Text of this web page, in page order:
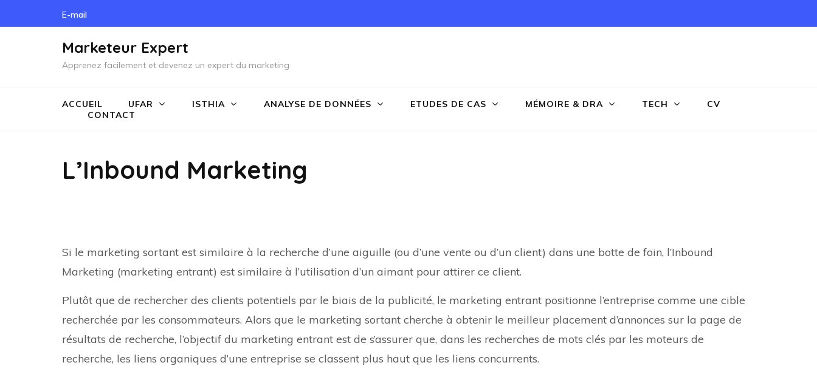
to
E-mail
Marketeur Expert
Apprenez facilement et devenez un expert du marketing
ACCUEIL UFAR ISTHIA ANALYSE DE DONNÉES ETUDES DE CAS MÉMOIRE & DRA TECH
CV
CONTACT
L’Inbound Marketing
Si le marketing sortant est similaire à la recherche d’une aiguille (ou d’une vente ou d’un client) dans une botte de foin, l’Inbound
Marketing (marketing entrant) est similaire à l’utilisation d’un aimant pour attirer ce client.
Plutôt que de rechercher des clients potentiels par le biais de la publicité, le marketing entrant positionne l’entreprise comme une cible
recherchée par les consommateurs. Alors que le marketing sortant cherche à obtenir le meilleur placement d’annonces sur la page de
résultats de recherche, l’objectif du marketing entrant est de s’assurer que, dans les recherches de mots clés par les moteurs de
recherche, les liens organiques d’une entreprise se classent plus haut que les liens concurrents.